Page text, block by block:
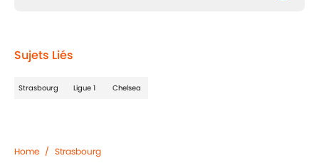
Sujets Liés
Strasbourg Ligue 1 Chelsea
Home / Strasbourg